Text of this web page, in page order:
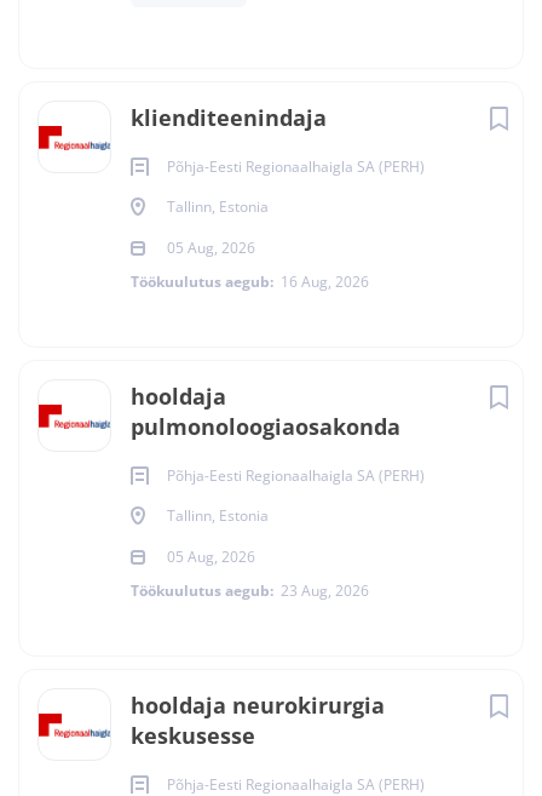
klienditeenindaja
Põhja-Eesti Regionaalhaigla SA (PERH)
Tallinn, Estonia
05 Aug, 2026
Töökuulutus aegub: 16 Aug, 2026
hooldaja
pulmonoloogiaosakonda
Põhja-Eesti Regionaalhaigla SA (PERH)
Tallinn, Estonia
05 Aug, 2026
Töökuulutus aegub: 23 Aug, 2026
hooldaja neurokirurgia
keskusesse
Põhja-Eesti Regionaalhaigla SA (PERH)